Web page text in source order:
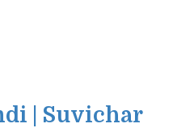
| Suvichar